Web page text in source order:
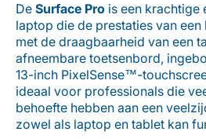
De Surface Pro is een krachtige
laptop die de prestaties van
met de draagbaarheid van een
afneembare toetsenbord,
13-inch PixelSense™-
ideaal voor professionals die
behoefte hebben aan een
zowel als laptop en tablet kan